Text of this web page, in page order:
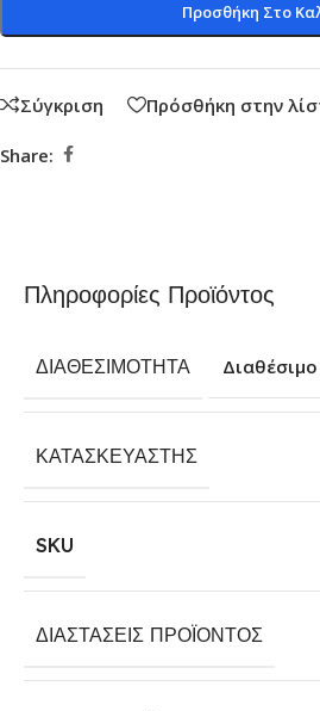
Προσθήκη Στο
Σύγκριση Πρόσθήκη στην
Share:
Πληροφορίες Προϊόντος
ΔΙΑΘΕΣΙΜΌΤΗΤΑ
ΚΑΤΑΣΚΕΥΑΣΤΉΣ
SKU
ΔΙΑΣΤΆΣΕΙΣ ΠΡΟΪΌΝΤΟΣ